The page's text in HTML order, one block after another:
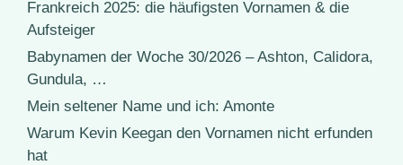
Frankreich 2025: die häufigsten Vornamen & die
Aufsteiger
Babynamen der Woche 30/2026 – Ashton, Calidora,
Gundula, …
Mein seltener Name und ich: Amonte
Warum Kevin Keegan den Vornamen nicht erfunden
hat